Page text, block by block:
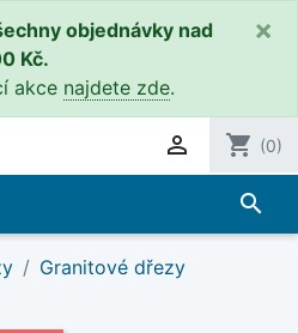
objednávky nad
Kč.
akce najdete zde.
×
 shopping_cart (0)
search
Granitové dřezy